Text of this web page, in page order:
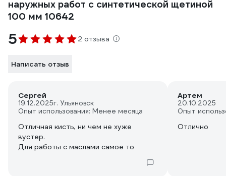
наружных работ с синтетической щетиной
100 мм 10642
5 2 отзыва
Написать отзыв
Сергей
19.12.2025г. Ульяновск
Опыт использования: Менее месяца
Отличная кисть, ни чем не хуже
вустер.
Для работы с маслами самое то
Артем
20.10.2025
Опыт
Отлично